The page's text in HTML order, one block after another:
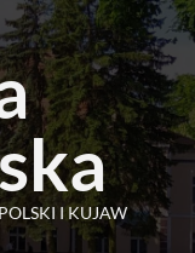
I KUJAW